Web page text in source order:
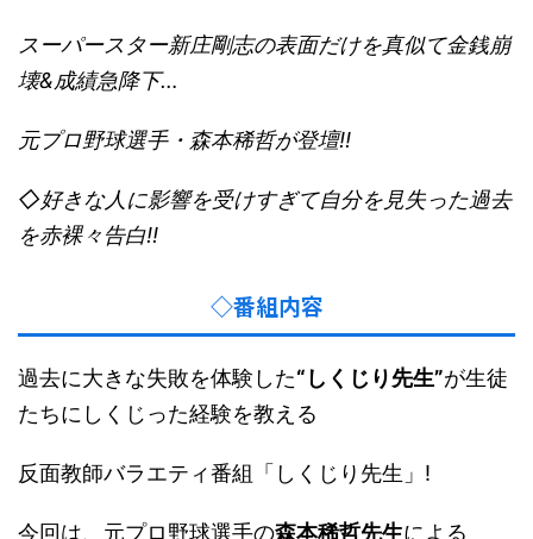
スーパースター新庄剛志の表面だけを真似て金銭崩
壊&成績急降下…
元プロ野球選手・森本稀哲が登壇!!
◇好きな人に影響を受けすぎて自分を見失った過去
を赤裸々告白!!
◇番組内容
過去に大きな失敗を体験した“しくじり先生”が生徒
たちにしくじった経験を教える
反面教師バラエティ番組「しくじり先生」!
今回は、元プロ野球選手の森本稀哲先生による